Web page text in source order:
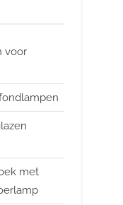
voor
met